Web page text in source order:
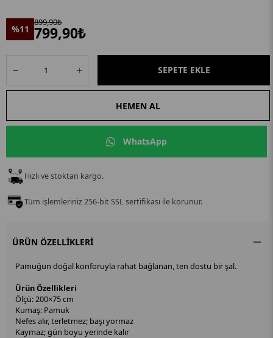
%11
899,90₺
799,90₺
WhatsApp
Hızlı ve stoktan kargo.
Tüm işlemleriniz 256-bit SSL sertifikası ile korunur.
ÜRÜN ÖZELLIKLERI
Pamuğun doğal konforuyla rahat bağlanan, ten dostu bir şal.
Ürün Özellikleri
Ölçü: 200×75 cm
Kumaş: Pamuk
Nefes alır, terletmez; başı yormaz
Kaymaz; gün boyu yerinde kalır